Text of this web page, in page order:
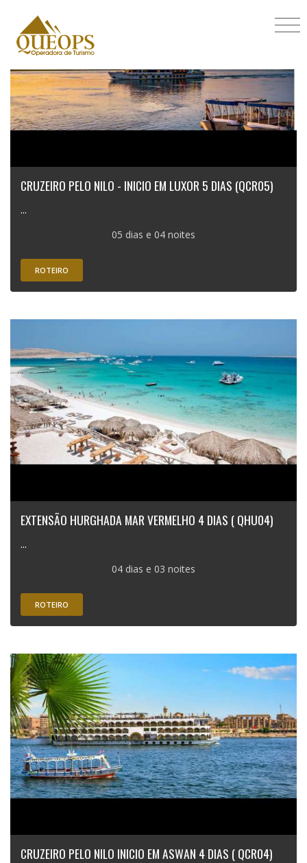
CRUZEIRO PELO NILO - INICIO EM LUXOR 5 DIAS (QCR05)
...
05 dias e 04 noites
ROTEIRO
EXTENSÃO HURGHADA MAR VERMELHO 4 DIAS ( QHU04)
...
04 dias e 03 noites
ROTEIRO
CRUZEIRO PELO NILO INICIO EM ASWAN 4 DIAS ( QCR04)